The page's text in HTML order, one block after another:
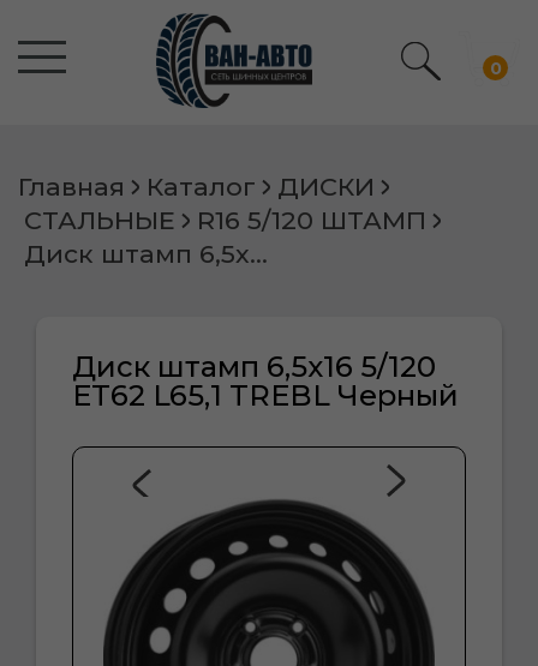
0
Главная Каталог
ДИСКИ
СТАЛЬНЫЕ
R16 5/120 ШТАМП
Диск штамп 6,5х16 5/120 ET62 L65,1 TREBL Черный
Диск штамп 6,5х16 5/120
ET62 L65,1 TREBL Черный